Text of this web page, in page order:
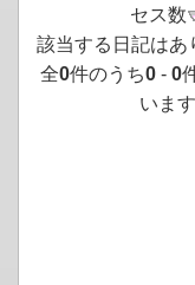
セス数
該当する日記はあ
全0件のうち0 - 0
います